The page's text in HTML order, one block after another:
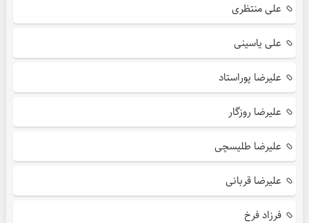
علی منتظری
علی یاسینی
علیرضا پوراستاد
علیرضا روزگار
علیرضا طلیسچی
علیرضا قربانی
فرزاد فرخ